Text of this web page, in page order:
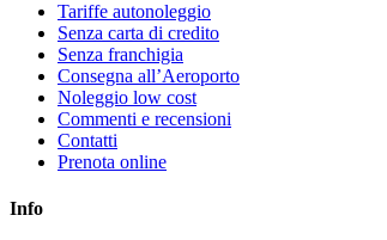
Tariffe autonoleggio
Senza carta di credito
Senza franchigia
Consegna all’Aeroporto
Noleggio low cost
Commenti e recensioni
Contatti
Prenota online
Info